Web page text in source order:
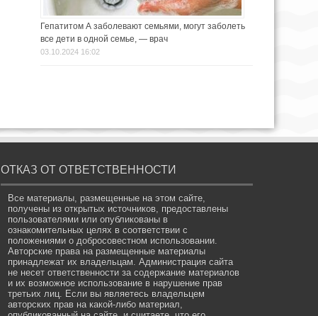
Гепатитом А заболевают семьями, могут заболеть
все дети в одной семье, — врач
03.10.2024 16:02
ОТКАЗ ОТ ОТВЕТСТВЕННОСТИ
Все материалы, размещенные на этом сайте,
получены из открытых источников, предоставлены
пользователями или опубликованы в
ознакомительных целях в соответствии с
положениями о добросовестном использовании.
Авторские права на размещенные материалы
принадлежат их владельцам. Администрация сайта
не несет ответственности за содержание материалов
и их возможное использование в нарушение прав
третьих лиц. Если вы являетесь владельцем
авторских прав на какой-либо материал,